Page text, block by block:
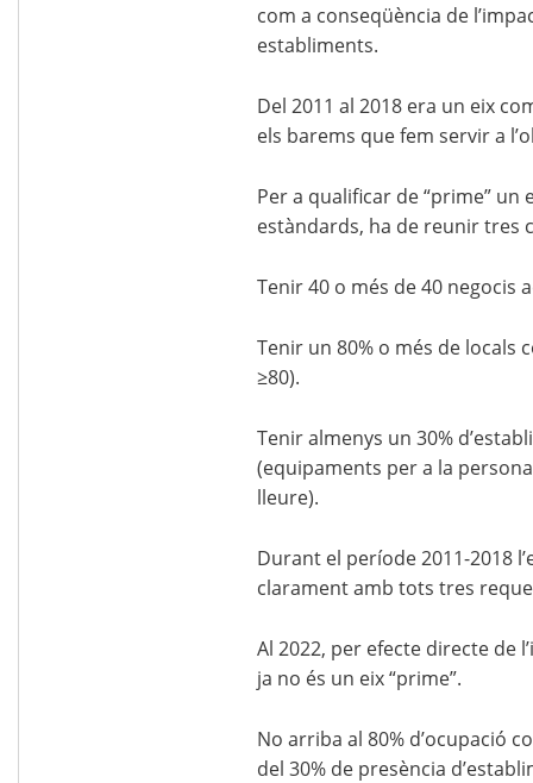
com a conseqüència de
establiments.
Del 2011 al 2018 era un eix
els barems que fem servir a
Per a qualificar de “prime”
estàndards, ha de reunir tres
Tenir 40 o més de 40 negocis
Tenir un 80% o més de locals
≥80).
Tenir almenys un 30%
(equipaments per a la
lleure).
Durant el període 2011-2018
clarament amb tots tres
Al 2022, per efecte directe de
ja no és un eix “prime”.
No arriba al 80% d’ocupació
del 30% de presència